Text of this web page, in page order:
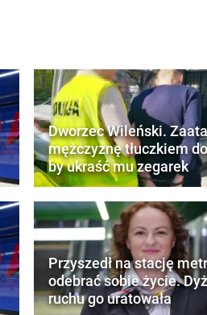
Dworzec Wileński.
mężczyznę tłuczkiem
by ukraść mu zegarek
Przyszedł na stację
odebrać sobie życie.
ruchu go uratowała